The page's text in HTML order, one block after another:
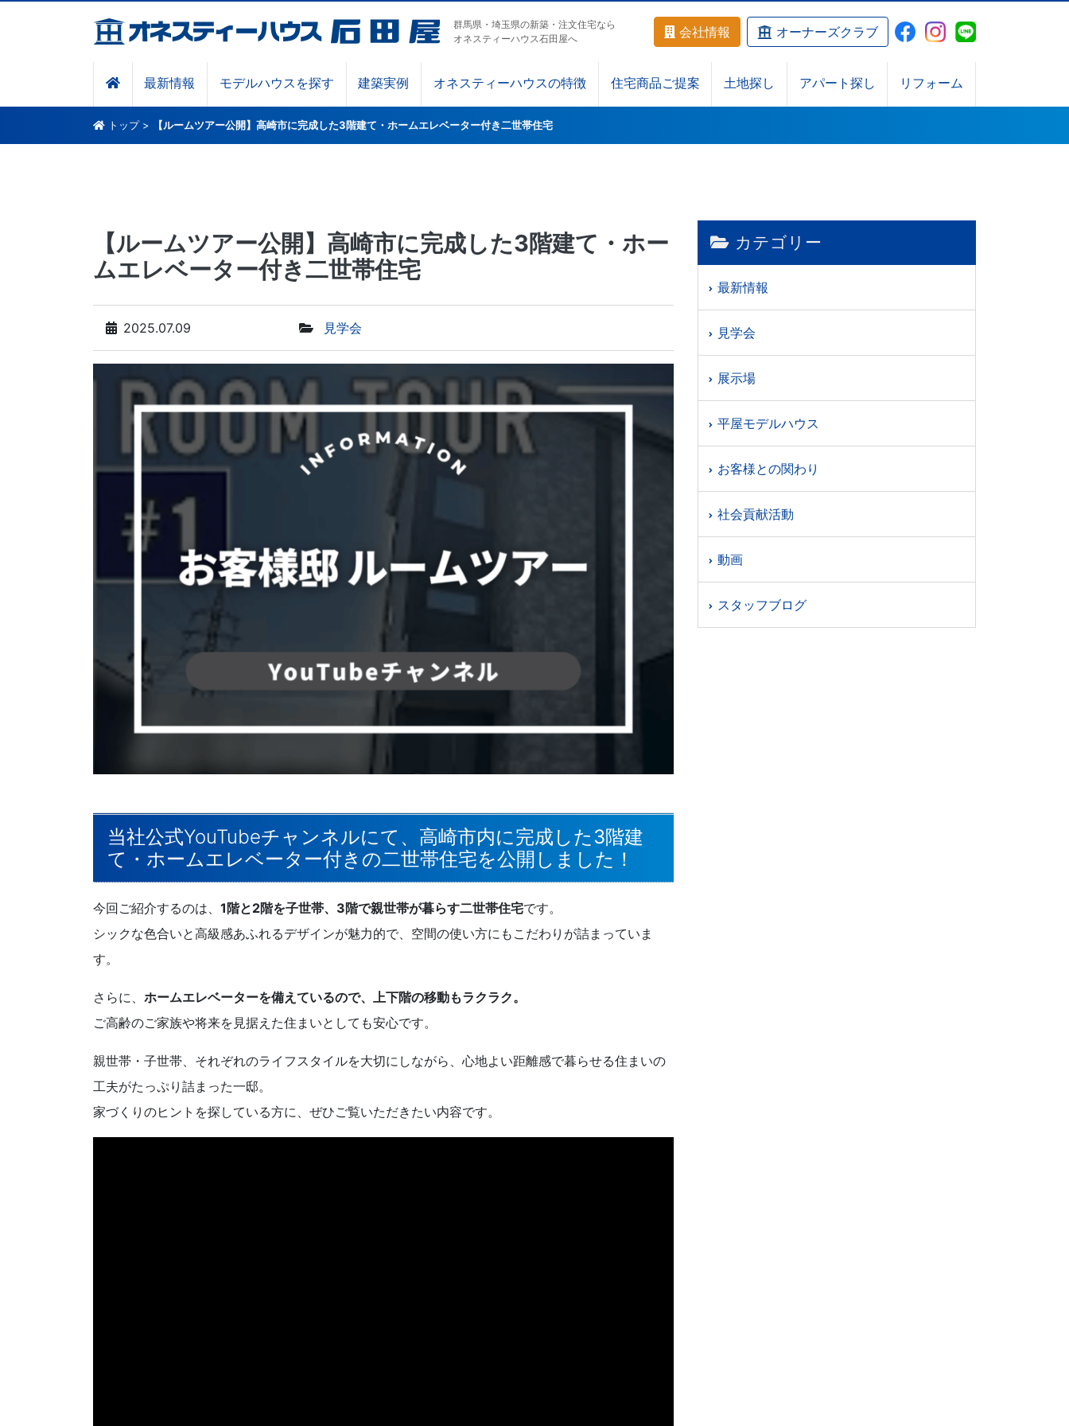
群馬県・埼玉県の新築・注文住宅なら
オネスティーハウス石田屋へ
会社情報 オーナーズクラブ
最新情報 モデルハウスを探す 建築実例 オネスティーハウスの特徴 住宅商品ご提案 土地探し アパート探し リフォーム
トップ> 【ルームツアー公開】高崎市に完成した3階建て・ホームエレベーター付き二世帯住宅
【ルームツアー公開】高崎市に完成した3階建て・ホー
ムエレベーター付き二世帯住宅
2025.07.09 見学会
当社公式YouTubeチャンネルにて、 高崎市内に完成した3階建
て・ホームエレベーター付きの二世帯住宅を公開しました！
今回ご紹介するのは、 1階と2階を子世帯、3階で親世帯が暮らす二世帯住宅です。
シックな色合いと高級感あふれるデザインが魅力的で、空間の使い方にもこだわりが詰まっていま
す。
さらに、 ホームエレベーターを備えているので、上下階の移動もラクラク。
ご高齢のご家族や将来を見据えた住まいとしても安心です。
親世帯・子世帯、それぞれのライフスタイルを大切にしながら、心地よい距離感で暮らせる住まいの
工夫がたっぷり詰まった一邸。
家づくりのヒントを探している方に、ぜひご覧いただきたい内容です。
カテゴリー
最新情報
見学会
展示場
平屋モデルハウス
お客様との関わり
社会貢献活動
動画
スタッフブログ